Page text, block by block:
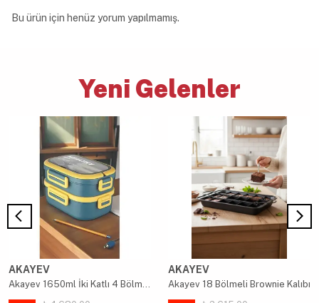
Bu ürün için henüz yorum yapılmamış.
Yeni Gelenler
AKAYEV
Akayev 1650ml İki Katlı 4 Bölmeli Çelik Yemek Kabı Mavi
AKAYEV
Akayev 18 Bölmeli Brownie Kalıbı